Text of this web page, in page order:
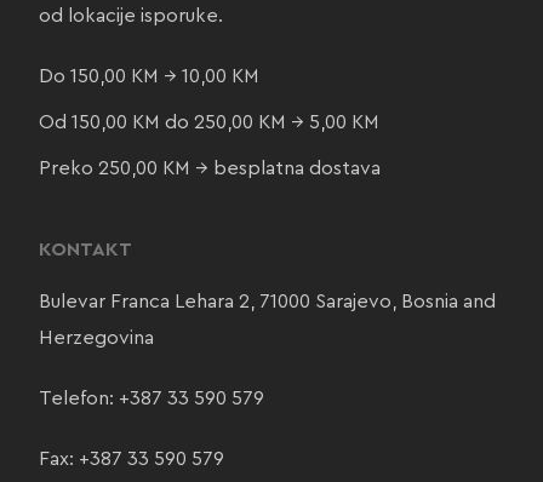
od lokacije isporuke.
Do 150,00 KM → 10,00 KM
Od 150,00 KM do 250,00 KM → 5,00 KM
Preko 250,00 KM → besplatna dostava
KONTAKT
Bulevar Franca Lehara 2, 71000 Sarajevo, Bosnia and
Herzegovina
Telefon: +387 33 590 579
Fax: +387 33 590 579